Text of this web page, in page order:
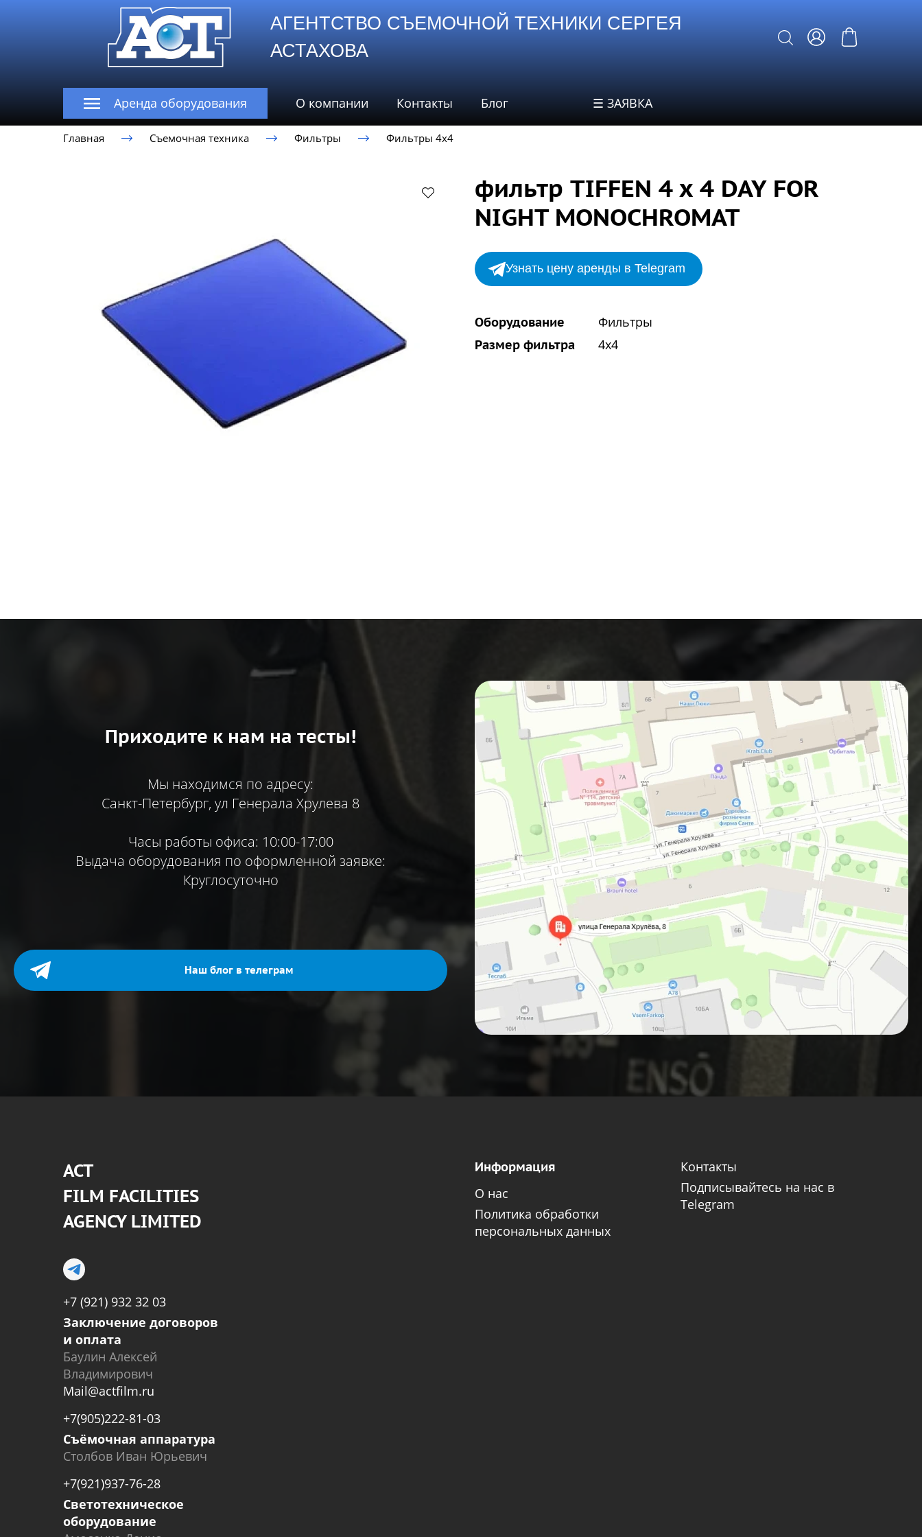
АГЕНТСТВО СЪЕМОЧНОЙ ТЕХНИКИ СЕРГЕЯ
АСТАХОВА
Аренда оборудования О компании Контакты Блог ☰ ЗАЯВКА
Главная Съемочная техника Фильтры Фильтры 4х4
фильтр TIFFEN 4 x 4 DAY FOR
NIGHT MONOCHROMAT
Узнать цену аренды в Telegram
Оборудование Фильтры
Размер фильтра 4x4
Приходите к нам на тесты!
Мы находимся по адресу:
Санкт-Петербург, ул Генерала Хрулева 8
Часы работы офиса: 10:00-17:00
Выдача оборудования по оформленной заявке:
Круглосуточно
Наш блог в телеграм
АСТ
FILM FACILITIES
AGENCY LIMITED
+7 (921) 932 32 03
Заключение договоров
и оплата
Баулин Алексей
Владимирович
Mail@actfilm.ru
+7(905)222-81-03
Съёмочная аппаратура
Столбов Иван Юрьевич
+7(921)937-76-28
Светотехническое
оборудование
Информация
О нас
Политика обработки
персональных данных
Контакты
Подписывайтесь на нас в
Telegram